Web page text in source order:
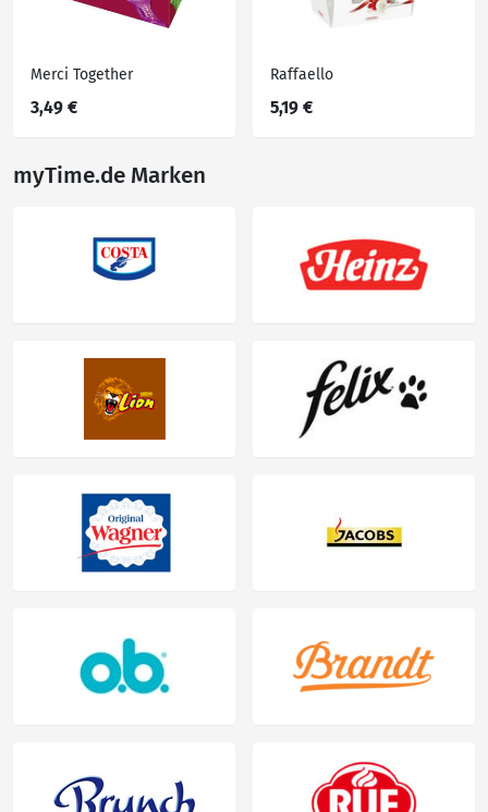
Merci Together
3,49 €
Raffaello
5,19 €
myTime.de Marken